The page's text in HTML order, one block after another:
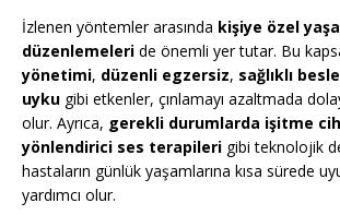
İzlenen yöntemler arasında kişiye özel
düzenlemeleri de önemli yer tutar. Bu
yönetimi, düzenli egzersiz, sağlıklı
uyku gibi etkenler, çınlamayı azaltmada
olur. Ayrıca, gerekli durumlarda işitme
yönlendirici ses terapileri gibi teknolojik
hastaların günlük yaşamlarına kısa sürede
yardımcı olur.